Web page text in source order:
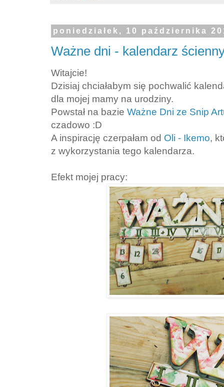
poniedziałek, 10 października
Ważne dni - kalendarz
Witajcie!
Dzisiaj chciałabym się pochwalić
dla mojej mamy na urodziny.
Powstał na bazie Ważne Dni ze Snip
czadowo :D
A inspirację czerpałam od Oli - Ikemo,
z wykorzystania tego kalendarza.
Efekt mojej pracy: